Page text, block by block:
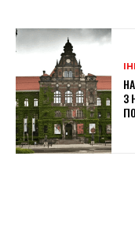
З